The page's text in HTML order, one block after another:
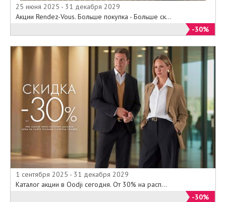
25 июня 2025 - 31 декабря 2029
Акции Rendez-Vous. Больше покупка - Больше ск...
-30%
1 сентября 2025 - 31 декабря 2029
Каталог акции в Oodji сегодня. От 30% на расп...
-30%